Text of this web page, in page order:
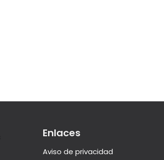
Enlaces
Aviso de privacidad